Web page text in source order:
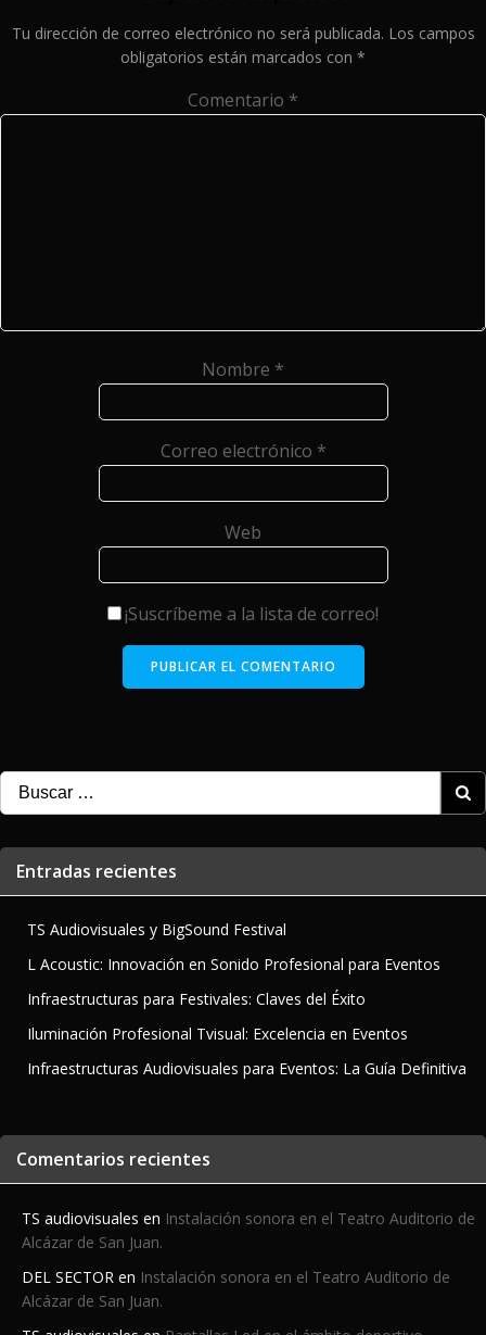
Tu dirección de correo electrónico no será publicada. Los campos
obligatorios están marcados con *
Comentario *
Nombre *
Correo electrónico *
Web
¡Suscríbeme a la lista de correo!
Buscar:
Entradas recientes
TS Audiovisuales y BigSound Festival
L Acoustic: Innovación en Sonido Profesional para Eventos
Infraestructuras para Festivales: Claves del Éxito
Iluminación Profesional Tvisual: Excelencia en Eventos
Infraestructuras Audiovisuales para Eventos: La Guía Definitiva
Comentarios recientes
TS audiovisuales en Instalación sonora en el Teatro Auditorio de
Alcázar de San Juan.
DEL SECTOR en Instalación sonora en el Teatro Auditorio de
Alcázar de San Juan.